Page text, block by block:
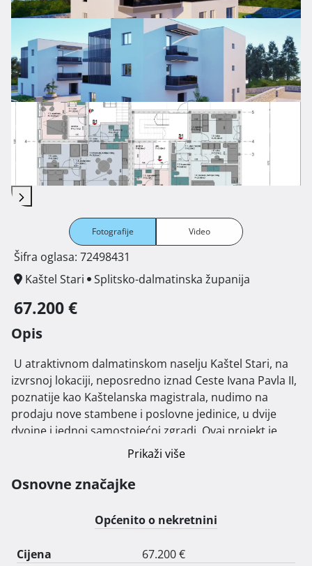
Fotografije Video
Šifra oglasa: 72498431
Kaštel Stari
Splitsko-dalmatinska županija
67.200 €
Opis
izvrsnoj lokaciji, neposredno iznad Ceste Ivana Pavla II,
poznatije kao Kaštelanska magistrala, nudimo na
prodaju nove stambene i poslovne jedinice, u dvije
dvojne i jednoj samostojećoj zgradi. Ovaj projekt je
idealan za sve koji traže moderno i kvalitetno
život.
Obje dvojne zgrade sadrže po 4 stana, površine 54
četvorna metra. Stanovi su dizajnirani s naglaskom na
funkcionalnost i udobnost. Svaki stan ima optimalan
Prikaži više
Osnovne značajke
Općenito o nekretnini
Cijena
67.200 €